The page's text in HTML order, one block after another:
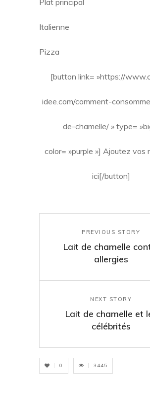
Plat principal
Italienne
Pizza
[button link= »https://
idee.com/comment-
de-chamelle/ » type=
color= »purple »] Ajoutez vos
ici[/button]
PREVIOUS STORY
Lait de chamelle
allergies
NEXT STORY
Lait de chamelle et
célébrités
0 3445